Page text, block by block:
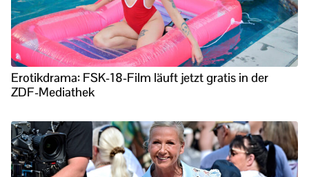
Erotikdrama: FSK-18-Film läuft jetzt gratis in der
ZDF-Mediathek